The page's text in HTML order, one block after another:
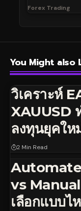
Forex Trading
You Might also
วิเคราะห์
XAUUSD
ลงทุนยุคให
2 Min Read
vs
เลือกแบบไ